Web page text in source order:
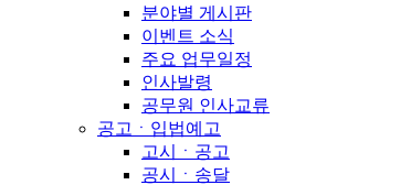
분야별 게시판
이벤트 소식
주요 업무일정
인사발령
공무원 인사교류
공고ㆍ입법예고
고시ㆍ공고
공시ㆍ송달